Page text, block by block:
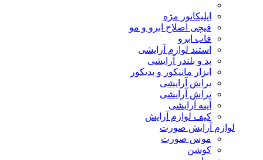
اپلیکاتور مژه
قیچی اصلاح ابرو و مو
قاب ابرو
استند لوازم آرایشی
پد و بلندر آرایشی
ابزار مانیکور و پدیکور
براش آرایشی
تراش آرایشی
آینه آرایشی
کیف لوازم آرایش
لوازم آرایش صورت
موس صورت
کوشن